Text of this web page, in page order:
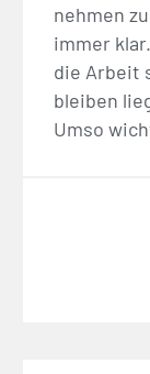
nehmen
immer
die Arbeit
bleiben
Umso